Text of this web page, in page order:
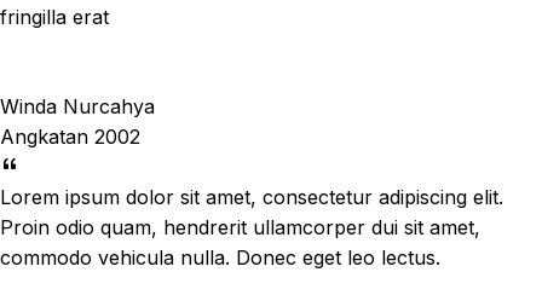
fringilla erat
Winda Nurcahya
Angkatan 2002
Lorem ipsum dolor sit amet, consectetur adipiscing elit.
Proin odio quam, hendrerit ullamcorper dui sit amet,
commodo vehicula nulla. Donec eget leo lectus.